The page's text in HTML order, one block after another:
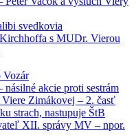
svedkovia
s MUDr. Vierou
Vozár
násilné akcie proti sestrám
Viere Zimákovej – 2. časť
strach, nastupuje ŠtB
XII. správy MV – npor.